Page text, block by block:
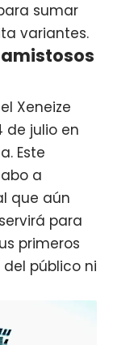
sumar
variantes.
Xeneize
de julio en
Este
a
que aún
para
primeros
público ni